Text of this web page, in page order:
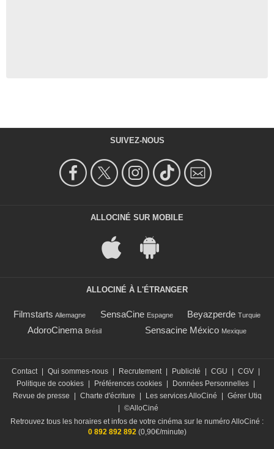
SUIVEZ-NOUS
ALLOCINÉ SUR MOBILE
ALLOCINÉ À L'ÉTRANGER
Filmstarts Allemagne SensaCine Espagne Beyazperde Turquie
AdoroCinema Brésil Sensacine México Mexique
Contact Qui sommes-nous Recrutement Publicité CGU CGV
Politique de cookies
Préférences cookies Données Personnelles
Revue de presse
Charte d'écriture Les services AlloCiné
Gérer Utiq
©AlloCiné
Retrouvez tous les horaires et infos de votre cinéma sur le numéro AlloCiné :
0 892 892 892(0,90€/minute)